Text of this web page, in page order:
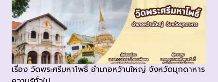
เรื่อง วัดพระศรีมหาโพธิ์ อำเภอหว้านใหญ่ จังหวัดมุกดาหาร